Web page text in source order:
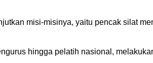
misi-misinya, yaitu pencak silat
hingga pelatih nasional,